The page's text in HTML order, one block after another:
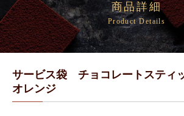
商品詳細
Product Details
サービス袋 チョコレートスティ
オレンジ